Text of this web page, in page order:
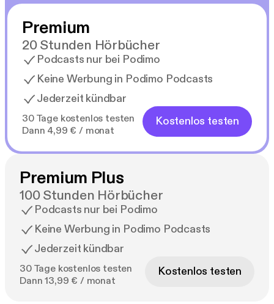
Premium
20 Stunden Hörbücher
Podcasts nur bei Podimo
Keine Werbung in Podimo Podcasts
Jederzeit kündbar
30 Tage kostenlos testen
Dann 4,99 € / monat
Kostenlos testen
Premium Plus
100 Stunden Hörbücher
Podcasts nur bei Podimo
Keine Werbung in Podimo Podcasts
Jederzeit kündbar
30 Tage kostenlos testen
Dann 13,99 € / monat
Kostenlos testen